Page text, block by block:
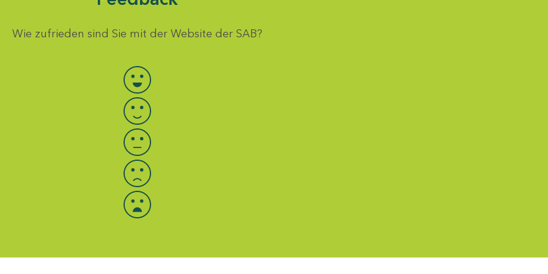
Wie zufrieden sind Sie mit der Website der SAB?
Bewertung auswählen